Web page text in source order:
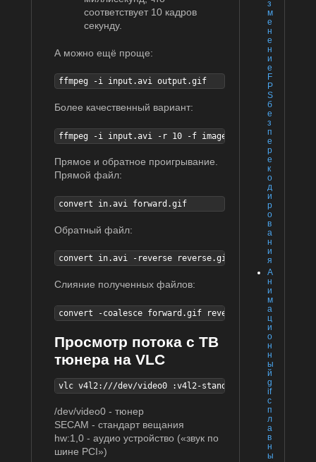
з
м
е
н
е
н
и
е
F
P
S
б
е
з
п
е
р
е
к
о
д
и
р
о
в
а
н
и
я
А
н
и
м
а
ц
и
о
н
н
ы
й
g
if
с
п
л
а
в
н
ы
соответствует 10 кадров
секунду.
А можно ещё проще:
ffmpeg -i input.avi output.gif
Более качественный вариант:
ffmpeg -i input.avi -r 10 -f image2pipe -vcodec
Прямое и обратное проигрывание.
Прямой файл:
convert in.avi forward.gif
Обратный файл:
convert in.avi -reverse reverse.gif
Слияние полученных файлов:
convert -coalesce forward.gif reverse.gif out.gif
Просмотр потока с ТВ
тюнера на VLC
vlc v4l2:///dev/video0 :v4l2-standard=SECAM :input-
/dev/video0 - тюнер
SECAM - стандарт вещания
hw:1,0 - аудио устройство («звук по
шине PCI»)